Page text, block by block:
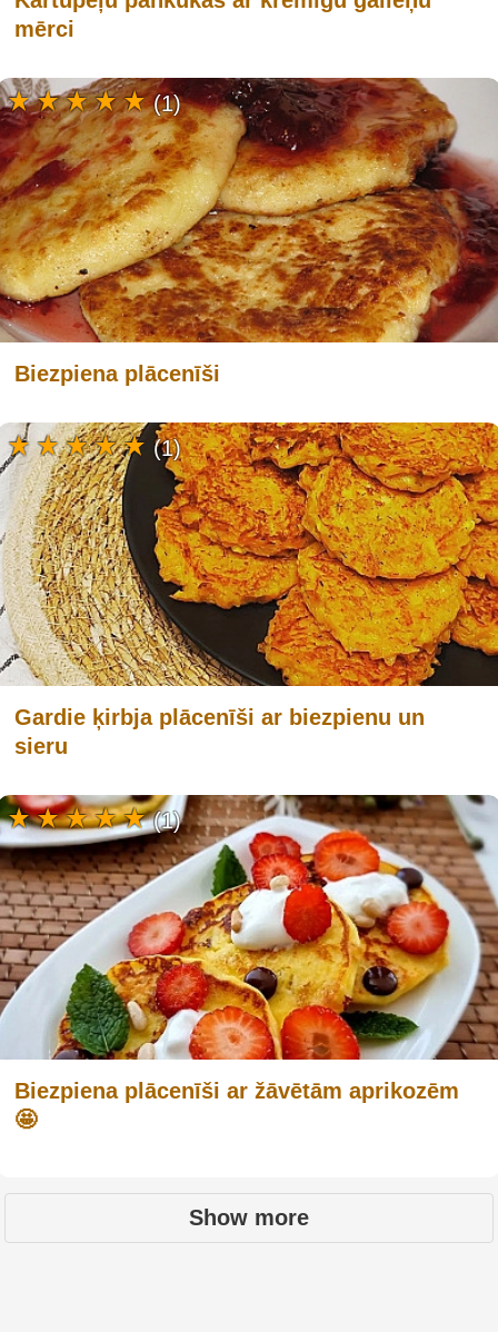
mērci
Biezpiena plācenīši
(1)
Gardie ķirbja plācenīši ar biezpienu un
sieru
(1)
Biezpiena plācenīši ar žāvētām aprikozēm
🤩
(1)
Show more